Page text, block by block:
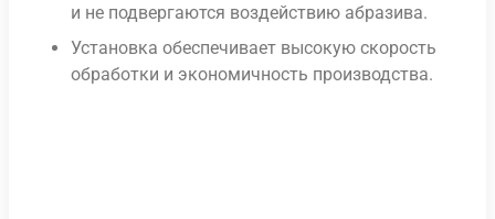
и не подвергаются воздействию абразива.
Установка обеспечивает высокую скорость
обработки и экономичность производства.